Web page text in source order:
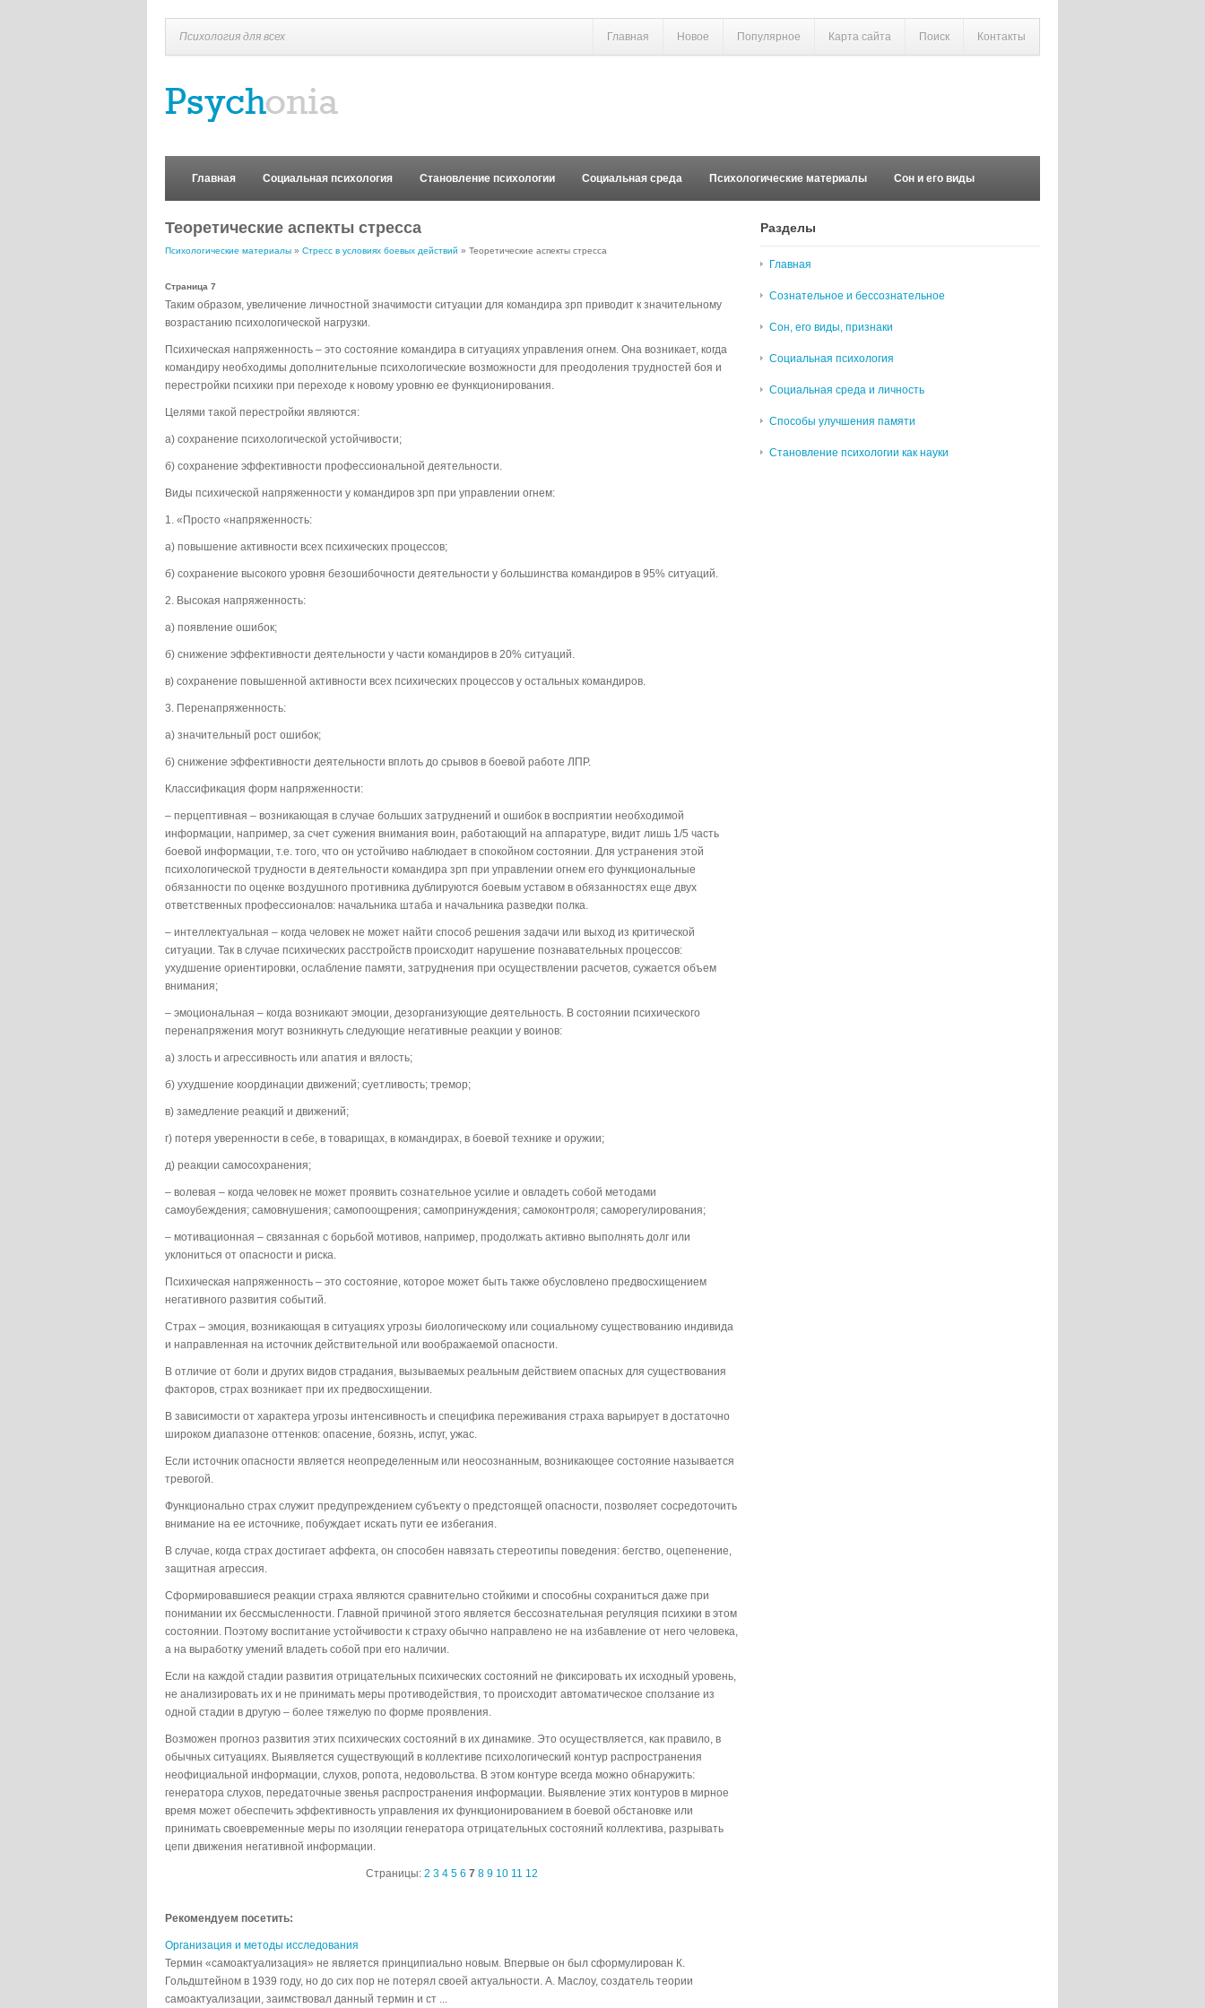
Психология для всех Главная Новое Популярное Карта сайта Поиск Контакты
Главная Социальная психология Становление психологии Социальная среда Психологические материалы Сон и его виды
Теоретические аспекты стресса
Психологические материалы » Стресс в условиях боевых действий » Теоретические аспекты стресса
Страница 7
Таким образом, увеличение личностной значимости ситуации для командира зрп приводит к значительному
возрастанию психологической нагрузки.
Психическая напряженность – это состояние командира в ситуациях управления огнем. Она возникает, когда
командиру необходимы дополнительные психологические возможности для преодоления трудностей боя и
перестройки психики при переходе к новому уровню ее функционирования.
Целями такой перестройки являются:
а) сохранение психологической устойчивости;
б) сохранение эффективности профессиональной деятельности.
Виды психической напряженности у командиров зрп при управлении огнем:
1. «Просто «напряженность:
а) повышение активности всех психических процессов;
б) сохранение высокого уровня безошибочности деятельности у большинства командиров в 95% ситуаций.
2. Высокая напряженность:
а) появление ошибок;
б) снижение эффективности деятельности у части командиров в 20% ситуаций.
в) сохранение повышенной активности всех психических процессов у остальных командиров.
3. Перенапряженность:
а) значительный рост ошибок;
б) снижение эффективности деятельности вплоть до срывов в боевой работе ЛПР.
Классификация форм напряженности:
– перцептивная – возникающая в случае больших затруднений и ошибок в восприятии необходимой
информации, например, за счет сужения внимания воин, работающий на аппаратуре, видит лишь 1/5 часть
боевой информации, т.е. того, что он устойчиво наблюдает в спокойном состоянии. Для устранения этой
психологической трудности в деятельности командира зрп при управлении огнем его функциональные
обязанности по оценке воздушного противника дублируются боевым уставом в обязанностях еще двух
ответственных профессионалов: начальника штаба и начальника разведки полка.
– интеллектуальная – когда человек не может найти способ решения задачи или выход из критической
ситуации. Так в случае психических расстройств происходит нарушение познавательных процессов:
ухудшение ориентировки, ослабление памяти, затруднения при осуществлении расчетов, сужается объем
внимания;
– эмоциональная – когда возникают эмоции, дезорганизующие деятельность. В состоянии психического
перенапряжения могут возникнуть следующие негативные реакции у воинов:
а) злость и агрессивность или апатия и вялость;
б) ухудшение координации движений; суетливость; тремор;
в) замедление реакций и движений;
г) потеря уверенности в себе, в товарищах, в командирах, в боевой технике и оружии;
д) реакции самосохранения;
– волевая – когда человек не может проявить сознательное усилие и овладеть собой методами
самоубеждения; самовнушения; самопоощрения; самопринуждения; самоконтроля; саморегулирования;
– мотивационная – связанная с борьбой мотивов, например, продолжать активно выполнять долг или
уклониться от опасности и риска.
Психическая напряженность – это состояние, которое может быть также обусловлено предвосхищением
негативного развития событий.
Страх – эмоция, возникающая в ситуациях угрозы биологическому или социальному существованию индивида
и направленная на источник действительной или воображаемой опасности.
В отличие от боли и других видов страдания, вызываемых реальным действием опасных для существования
факторов, страх возникает при их предвосхищении.
В зависимости от характера угрозы интенсивность и специфика переживания страха варьирует в достаточно
широком диапазоне оттенков: опасение, боязнь, испуг, ужас.
Если источник опасности является неопределенным или неосознанным, возникающее состояние называется
тревогой.
Функционально страх служит предупреждением субъекту о предстоящей опасности, позволяет сосредоточить
внимание на ее источнике, побуждает искать пути ее избегания.
В случае, когда страх достигает аффекта, он способен навязать стереотипы поведения: бегство, оцепенение,
защитная агрессия.
Сформировавшиеся реакции страха являются сравнительно стойкими и способны сохраниться даже при
понимании их бессмысленности. Главной причиной этого является бессознательная регуляция психики в этом
состоянии. Поэтому воспитание устойчивости к страху обычно направлено не на избавление от него человека,
а на выработку умений владеть собой при его наличии.
Если на каждой стадии развития отрицательных психических состояний не фиксировать их исходный уровень,
не анализировать их и не принимать меры противодействия, то происходит автоматическое сползание из
одной стадии в другую – более тяжелую по форме проявления.
Возможен прогноз развития этих психических состояний в их динамике. Это осуществляется, как правило, в
обычных ситуациях. Выявляется существующий в коллективе психологический контур распространения
неофициальной информации, слухов, ропота, недовольства. В этом контуре всегда можно обнаружить:
генератора слухов, передаточные звенья распространения информации. Выявление этих контуров в мирное
время может обеспечить эффективность управления их функционированием в боевой обстановке или
принимать своевременные меры по изоляции генератора отрицательных состояний коллектива, разрывать
цепи движения негативной информации.
Страницы: 2 3 4 5 6 7 8 9 10 11 12
Рекомендуем посетить:
Организация и методы исследования
Термин «самоактуализация» не является принципиально новым. Впервые он был сформулирован К.
Гольдштейном в 1939 году, но до сих пор не потерял своей актуальности. А. Маслоу, создатель теории
самоактуализации, заимствовал данный термин и ст ...
Разделы
Главная
Сознательное и бессознательное
Сон, его виды, признаки
Социальная психология
Социальная среда и личность
Способы улучшения памяти
Становление психологии как науки